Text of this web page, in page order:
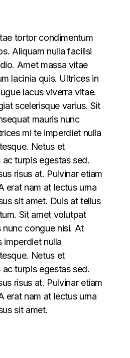
tortor condimentum
Aliquam nulla facilisi
Amet massa vitae
lacinia quis. Ultrices in
lacus viverra vitae.
scelerisque varius. Sit
mauris nunc
mi te imperdiet nulla
Netus et
turpis egestas sed.
risus at. Pulvinar etiam
erat nam at lectus urna
sit amet. Duis at tellus
Sit amet volutpat
nunc congue nisi. At
imperdiet nulla
Netus et
turpis egestas sed.
risus at. Pulvinar etiam
erat nam at lectus urna
sit amet.